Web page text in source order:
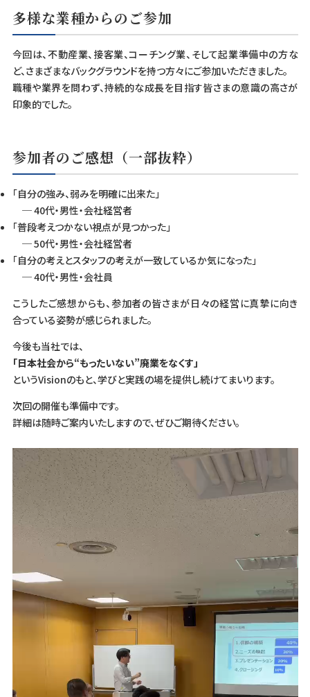
多様な業種からのご参加
今回は、不動産業、接客業、コーチング業、そして起業準備中の方な
ど、さまざまなバックグラウンドを持つ方々にご参加いただきました。
職種や業界を問わず、持続的な成長を目指す皆さまの意識の高さが
印象的でした。
参加者のご感想（一部抜粋）
「自分の強み、弱みを明確に出来た」
─ 40代・男性・会社経営者
「普段考えつかない視点が見つかった」
─ 50代・男性・会社経営者
「自分の考えとスタッフの考えが一致しているか気になった」
─ 40代・男性・会社員
こうしたご感想からも、参加者の皆さまが日々の経営に真摯に向き
合っている姿勢が感じられました。
今後も当社では、
「日本社会から“もったいない”廃業をなくす」
というVisionのもと、学びと実践の場を提供し続けてまいります。
次回の開催も準備中です。
詳細は随時ご案内いたしますので、ぜひご期待ください。